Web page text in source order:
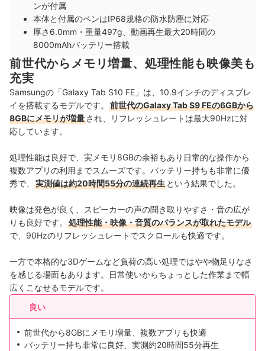
ンが付属
本体と付属のペンはIP68規格の防水防塵に対応
厚さ6.0mm・重量497g、動画再生最大20時間の
8000mAhバッテリー搭載
前世代からメモリ増量、処理性能も映像美も
充実
Samsungの「Galaxy Tab S10 FE」は、10.9インチのディスプレ
イを搭載するモデルです。
前世代のGalaxy Tab S9 FEの6GBから
8GBにメモリが増量され、リフレッシュレートは最大90Hzに対
応しています。
処理性能は良好で、実メモリ8GBの余裕もあり日常的な操作から
複数アプリの利用までスムーズです。バッテリー持ちも非常に優
秀で、
実測値は約20時間55分の連続再生 という結果でした。
映像は発色が良く、スピーカーの声の聞き取りやすさ・音の広が
りも良好です。
処理性能・映像・音質のバランスが取れたモデル
で、90Hzのリフレッシュレートでスクロールも快適です。
一方で本格的な3Dゲームなど負荷の高い処理ではやや物足りなさ
を感じる場面もあります。日常使いからちょっとした作業まで幅
広くこなせるモデルです。
良い
前世代から8GBにメモリ増量、複数アプリも快適
バッテリー持ち非常に良好、実測約20時間55分再生